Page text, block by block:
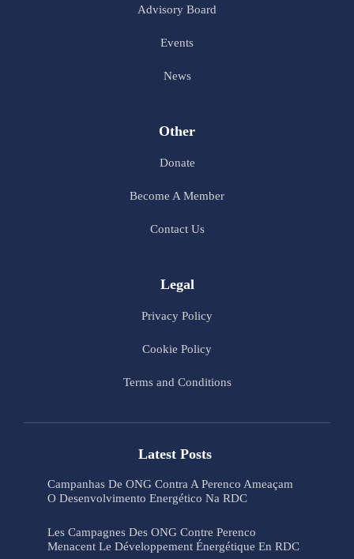
Advisory Board
Events
News
Other
Donate
Become A Member
Contact Us
Legal
Privacy Policy
Cookie Policy
Terms and Conditions
Latest Posts
Campanhas De ONG Contra A Perenco Ameaçam
O Desenvolvimento Energético Na RDC
Les Campagnes Des ONG Contre Perenco
Menacent Le Développement Énergétique En RDC